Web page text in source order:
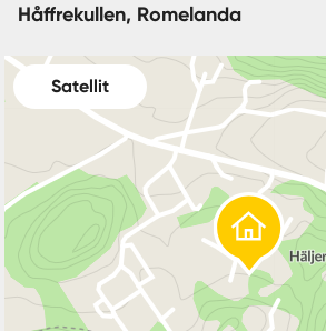
Håffrekullen, Romelanda
Satellit